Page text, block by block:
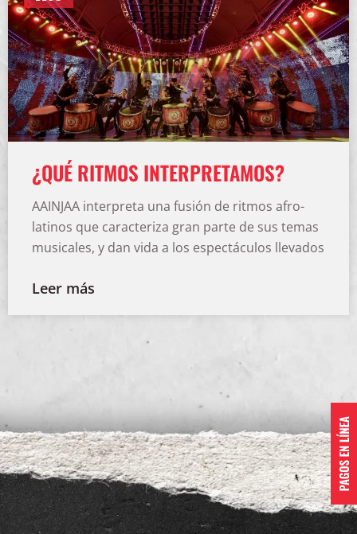
¿QUÉ RITMOS INTERPRETAMOS?
AAINJAA interpreta una fusión de ritmos afro-
latinos que caracteriza gran parte de sus temas
musicales, y dan vida a los espectáculos llevados
Leer más